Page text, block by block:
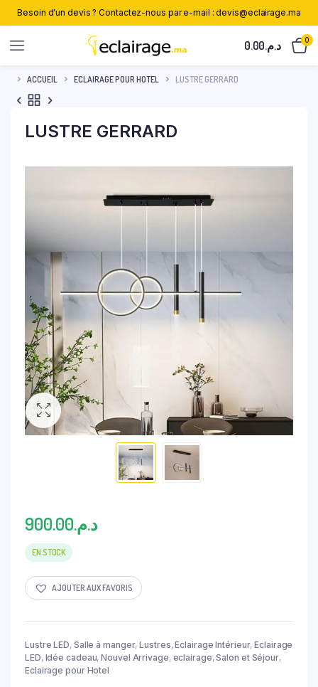
Besoin d'un devis ? Contactez-nous par e-mail : devis@eclairage.ma
د.م.0.00 0
ACCUEIL ECLAIRAGE POUR HOTEL LUSTRE GERRARD
LUSTRE GERRARD
د.م.900.00
EN STOCK
AJOUTER AUX FAVORIS
Lustre LED, Salle à manger,Lustres,Eclairage Intérieur,Eclairage
LED, Idée cadeau,Nouvel Arrivage, eclairage,Salon et Séjour,
Eclairage pour Hotel